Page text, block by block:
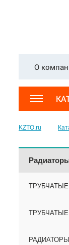
О
KZTO.ru
ТРУБЧАТЫЕ